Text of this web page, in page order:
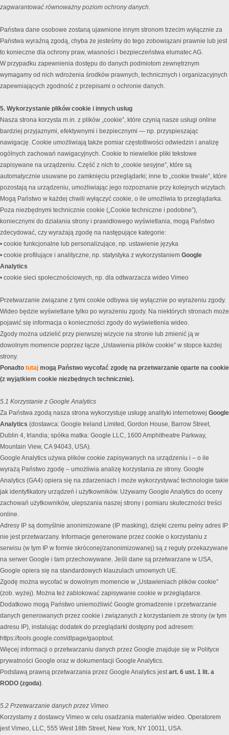
zagwarantować równoważny poziom ochrony danych.
Państwa dane osobowe zostaną ujawnione innym stronom trzecim wyłącznie za
Państwa wyraźną zgodą, chyba że jesteśmy do tego zobowiązani prawnie lub jest
to konieczne dla ochrony praw, własności i bezpieczeństwa elumatec AG.
W przypadku zapewnienia dostępu do danych podmiotom zewnętrznym
wymagamy od nich wdrożenia środków prawnych, technicznych i organizacyjnych
zapewniających zgodność z przepisami o ochronie danych.
5. Wykorzystanie plików cookie i innych usług
Nasza strona korzysta m.in. z plików „cookie”, które czynią nasze usługi online
bardziej przyjaznymi, efektywnymi i bezpiecznymi — np. przyspieszając
nawigację. Cookie umożliwiają także pomiar częstotliwości odwiedzin i analizę
ogólnych zachowań nawigacyjnych. Cookie to niewielkie pliki tekstowe
zapisywane na urządzeniu. Część z nich to „cookie sesyjne”, które są
automatycznie usuwane po zamknięciu przeglądarki; inne to „cookie trwałe”, które
pozostają na urządzeniu, umożliwiając jego rozpoznanie przy kolejnych wizytach.
Mogą Państwo w każdej chwili wyłączyć cookie, o ile umożliwia to przeglądarka.
Poza niezbędnymi technicznie cookie („Cookie techniczne i podobne”),
koniecznymi do działania strony i prawidłowego wyświetlania, mogą Państwo
zdecydować, czy wyrażają zgodę na następujące kategorie:
• cookie funkcjonalne lub personalizujące, np. ustawienie języka
• cookie profilujące i analityczne, np. statystyka z wykorzystaniem Google
Analytics
• cookie sieci społecznościowych, np. dla odtwarzacza wideo Vimeo
Przetwarzanie związane z tymi cookie odbywa się wyłącznie po wyrażeniu zgody.
Wideo będzie wyświetlane tylko po wyrażeniu zgody. Na niektórych stronach może
pojawić się informacja o konieczności zgody do wyświetlenia wideo.
Zgody można udzielić przy pierwszej wizycie na stronie lub zmienić ją w
dowolnym momencie poprzez łącze „Ustawienia plików cookie” w stopce każdej
strony.
Ponadto tutaj mogą Państwo wycofać zgodę na przetwarzanie oparte na cookie
(z wyjątkiem cookie niezbędnych technicznie).
5.1 Korzystanie z Google Analytics
Za Państwa zgodą nasza strona wykorzystuje usługę analityki internetowej Google
Analytics (dostawca: Google Ireland Limited, Gordon House, Barrow Street,
Dublin 4, Irlandia; spółka matka: Google LLC, 1600 Amphitheatre Parkway,
Mountain View, CA 94043, USA).
Google Analytics używa plików cookie zapisywanych na urządzeniu i – o ile
wyrażą Państwo zgodę – umożliwia analizę korzystania ze strony. Google
Analytics (GA4) opiera się na zdarzeniach i może wykorzystywać technologie takie
jak identyfikatory urządzeń i użytkowników. Używamy Google Analytics do oceny
zachowań użytkowników, ulepszania naszej strony i pomiaru skuteczności treści
online.
Adresy IP są domyślnie anonimizowane (IP masking), dzięki czemu pełny adres IP
nie jest przetwarzany. Informacje generowane przez cookie o korzystaniu z
serwisu (w tym IP w formie skróconej/zanonimizowanej) są z reguły przekazywane
na serwer Google i tam przechowywane. Jeśli dane są przetwarzane w USA,
Google opiera się na standardowych klauzulach umownych UE.
Zgodę można wycofać w dowolnym momencie w „Ustawieniach plików cookie”
(zob. wyżej). Można też zablokować zapisywanie cookie w przeglądarce.
Dodatkowo mogą Państwo uniemożliwić Google gromadzenie i przetwarzanie
danych generowanych przez cookie i związanych z korzystaniem ze strony (w tym
adresu IP), instalując dodatek do przeglądarki dostępny pod adresem:
https://tools.google.com/dlpage/gaoptout.
Więcej informacji o przetwarzaniu danych przez Google znajduje się w Polityce
prywatności Google oraz w dokumentacji Google Analytics.
Podstawą prawną przetwarzania przez Google Analytics jestart. 6 ust. 1 lit. a
RODO (zgoda).
5.2 Przetwarzanie danych przez Vimeo
Korzystamy z dostawcy Vimeo w celu osadzania materiałów wideo. Operatorem
jest Vimeo, LLC, 555 West 18th Street, New York, NY 10011, USA.